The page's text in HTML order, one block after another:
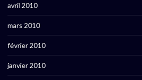
avril 2010
mars 2010
février 2010
janvier 2010